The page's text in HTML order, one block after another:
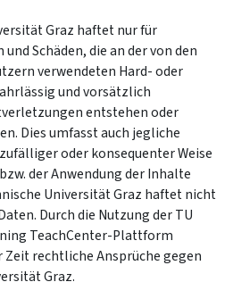
Graz haftet nur für
Schäden, die an der von den
verwendeten Hard- oder
und vorsätzlich
entstehen oder
Dies umfasst auch jegliche
oder konsequenter Weise
der Anwendung der Inhalte
Universität Graz haftet nicht
Durch die Nutzung der TU
TeachCenter-Plattform
rechtliche Ansprüche gegen
Graz.